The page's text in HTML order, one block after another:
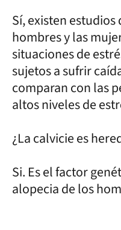
Sí, existen
hombres y las
situaciones de
sujetos a sufrir
comparan con las
altos niveles de
¿La calvicie es
Si. Es el factor
alopecia de los